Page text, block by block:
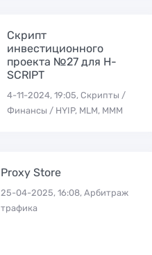
Скрипт
инвестиционного
проекта №27 для H-
SCRIPT
4-11-2024, 19:05, Скрипты /
Финансы / HYIP, MLM, МММ
Proxy Store
25-04-2025, 16:08, Арбитраж
трафика